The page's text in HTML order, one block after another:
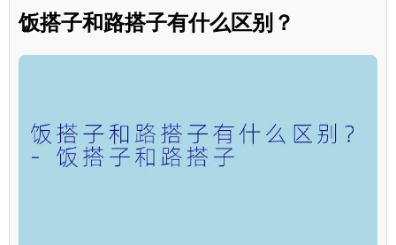
饭搭子和路搭子有什么区别？